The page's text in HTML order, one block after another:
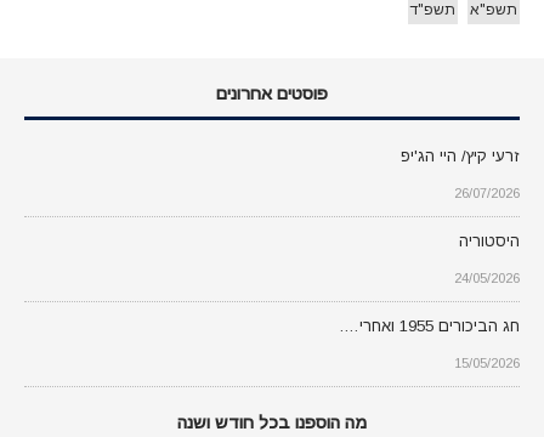
תשפ"א תשפ"ד
פוסטים אחרונים
זרעי קיץ/ היי הג'יפ
26/07/2026
היסטוריה
24/05/2026
חג הביכורים 1955 ואחרי….
15/05/2026
מה הוספנו בכל חודש ושנה